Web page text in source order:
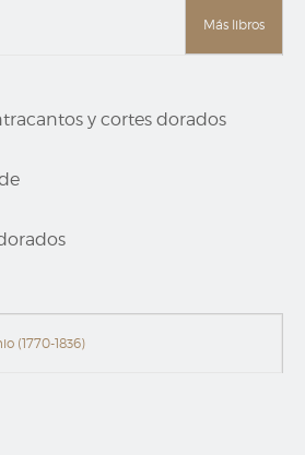
Más libros
y cortes dorados
(1770-1836)